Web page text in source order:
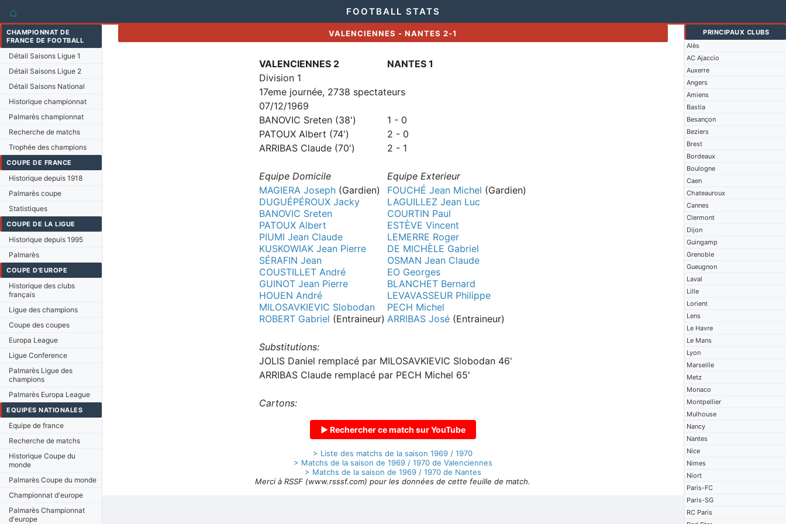
⌂ FOOTBALL STATS
CHAMPIONNAT DE
FRANCE DE FOOTBALL
Détail Saisons Ligue 1
Détail Saisons Ligue 2
Détail Saisons National
Historique championnat
Palmarès championnat
Recherche de matchs
Trophée des champions
COUPE DE FRANCE
Historique depuis 1918
Palmarès coupe
Statistiques
COUPE DE LA LIGUE
Historique depuis 1995
Palmarès
COUPE D'EUROPE
Historique des clubs
français
Ligue des champions
Coupe des coupes
Europa League
Ligue Conference
Palmarès Ligue des
champions
Palmarès Europa League
EQUIPES NATIONALES
Equipe de france
Recherche de matchs
Historique Coupe du
monde
Palmarès Coupe du monde
Championnat d'europe
Palmarès Championnat
d'europe
PRINCIPAUX CLUBS
Alès
AC Ajaccio
Auxerre
Angers
Amiens
Bastia
Besançon
Beziers
Brest
Bordeaux
Boulogne
Caen
Chateauroux
Cannes
Clermont
Dijon
Guingamp
Grenoble
Gueugnon
Laval
Lille
Lorient
Lens
Le Havre
Le Mans
Lyon
Marseille
Metz
Monaco
Montpellier
Mulhouse
Nancy
Nantes
Nice
Nimes
Niort
Paris-FC
Paris-SG
RC Paris
VALENCIENNES - NANTES 2-1
VALENCIENNES 2
NANTES 1
Division 1
17eme journée, 2738 spectateurs
07/12/1969
BANOVIC Sreten (38')
1 - 0
PATOUX Albert (74')
2 - 0
ARRIBAS Claude (70')
2 - 1
Equipe Domicile
Equipe Exterieur
MAGIERA Joseph (Gardien)
DUGUÉPÉROUX Jacky
BANOVIC Sreten
PATOUX Albert
PIUMI Jean Claude
KUSKOWIAK Jean Pierre
SÉRAFIN Jean
COUSTILLET André
GUINOT Jean Pierre
HOUEN André
MILOSAVKIEVIC Slobodan
ROBERT Gabriel (Entraineur)
FOUCHÉ Jean Michel (Gardien)
LAGUILLEZ Jean Luc
COURTIN Paul
ESTÈVE Vincent
LEMERRE Roger
DE MICHÈLE Gabriel
OSMAN Jean Claude
EO Georges
BLANCHET Bernard
LEVAVASSEUR Philippe
PECH Michel
ARRIBAS José (Entraineur)
Substitutions:
JOLIS Daniel remplacé par MILOSAVKIEVIC Slobodan 46'
ARRIBAS Claude remplacé par PECH Michel 65'
Cartons:
▶ Rechercher ce match sur YouTube
> Liste des matchs de la saison 1969 / 1970
> Matchs de la saison de 1969 / 1970 de Valenciennes
> Matchs de la saison de 1969 / 1970 de Nantes
Merci à RSSF (www.rsssf.com) pour les données de cette feuille de match.